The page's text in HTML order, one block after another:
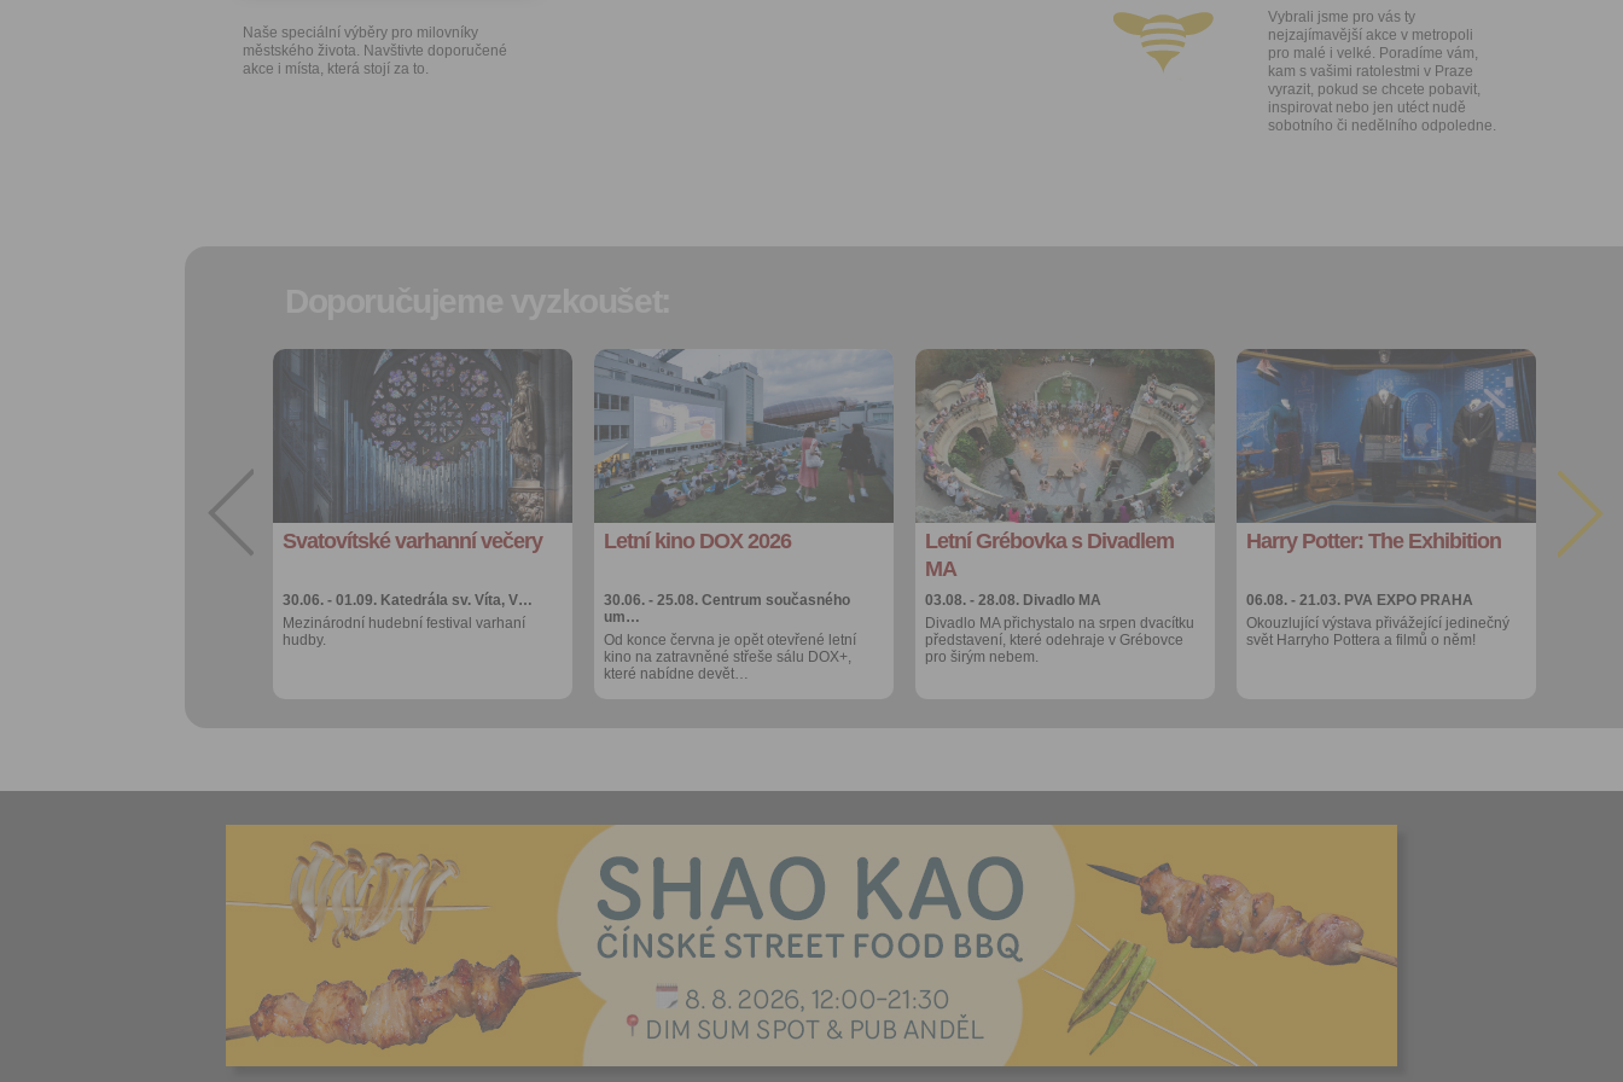
Naše speciální výběry pro milovníky
městského života. Navštivte doporučené
akce i místa, která stojí za to.
Vybrali jsme pro vás ty
nejzajímavější akce v metropoli
pro malé i velké. Poradíme vám,
kam s vašimi ratolestmi v Praze
vyrazit, pokud se chcete pobavit,
inspirovat nebo jen utéct nudě
sobotního či nedělního odpoledne.
Svatovítské varhanní večery
30.06. - 01.09. Katedrála sv. Víta, V…
Mezinárodní hudební festival varhaní
hudby.
Přidat do
oblíbených
Sdílet:
Facebook
export do
kalendáře
Více výhod pro
Letní kino DOX 2026
30.06. - 25.08. Centrum současného
um…
Od konce června je opět otevřené letní
kino na zatravněné střeše sálu DOX+,
které nabídne devět…
Přidat do
oblíbených
Facebook
export do
kalendáře
Více výhod pro
Letní Grébovka s Divadlem
MA
03.08. - 28.08. Divadlo MA
Divadlo MA přichystalo na srpen dvacítku
představení, které odehraje v Grébovce
pro širým nebem.
Přidat do
oblíbených
Sdílet:
Facebook
export do
kalendáře
Více výhod pro
Harry Potter: The Exhibition
06.08. - 21.03. PVA EXPO PRAHA
Okouzlující výstava přivážející jedinečný
svět Harryho Pottera a filmů o něm!
Přidat do
oblíbených
Sdílet:
Facebook
export do
kalendáře
Více výhod pro
Souhlas je udělen po dobu pěti let, nebo